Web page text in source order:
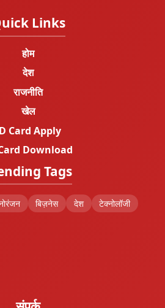
Links
होम
देश
राजनीति
खेल
Card Apply
Download
Tags
बिज़नेस देश टेक्नोलॉजी